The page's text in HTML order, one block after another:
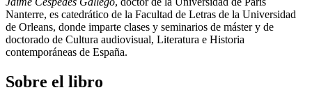
Nanterre, es catedrático de la Facultad de Letras de la Universidad
de Orleans, donde imparte clases y seminarios de máster y de
doctorado de Cultura audiovisual, Literatura e Historia
contemporáneas de España.
Sobre el libro